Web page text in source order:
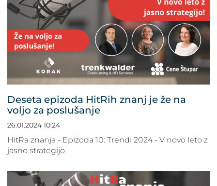
POVEČAJ PISAVO
POMANJŠAJ PISAVO
OZNAČI NASLOVE
OZNAČI POVEZAVE
Deseta epizoda HitRih znanj je že na
voljo za poslušanje
26.01.2024 10:24
HitRa znanja - Epizoda 10: Trendi 2024 - V novo leto z
jasno strategijo